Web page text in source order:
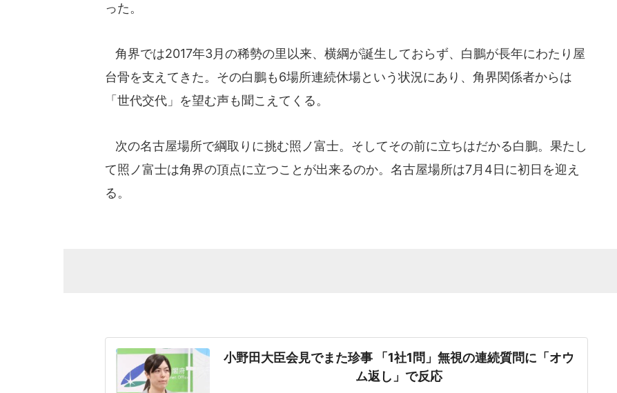
った。
角界では2017年3月の稀勢の里以来、横綱が誕生しておらず、白鵬が長年にわたり屋
台骨を支えてきた。その白鵬も6場所連続休場という状況にあり、角界関係者からは
「世代交代」を望む声も聞こえてくる。
次の名古屋場所で綱取りに挑む照ノ富士。そしてその前に立ちはだかる白鵬。果たし
て照ノ富士は角界の頂点に立つことが出来るのか。名古屋場所は7月4日に初日を迎え
る。
小野田大臣会見でまた珍事 「1社1問」無視の連続質問に「オウ
ム返し」で反応